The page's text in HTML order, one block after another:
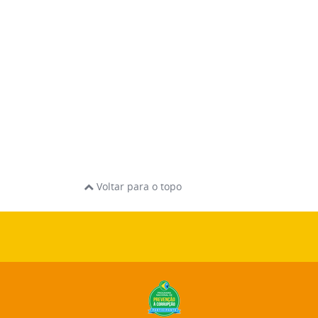
Voltar para o topo